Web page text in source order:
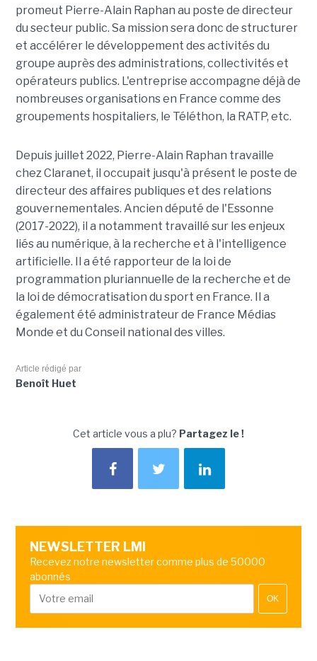
promeut Pierre-Alain Raphan au poste de directeur
du secteur public. Sa mission sera donc de structurer
et accélérer le développement des activités du
groupe auprès des administrations, collectivités et
opérateurs publics. L'entreprise accompagne déjà de
nombreuses organisations en France comme des
groupements hospitaliers, le Téléthon, la RATP, etc.
Depuis juillet 2022, Pierre-Alain Raphan travaille
chez Claranet, il occupait jusqu'à présent le poste de
directeur des affaires publiques et des relations
gouvernementales. Ancien député de l'Essonne
(2017-2022), il a notamment travaillé sur les enjeux
liés au numérique, à la recherche et à l'intelligence
artificielle. Il a été rapporteur de la loi de
programmation pluriannuelle de la recherche et de
la loi de démocratisation du sport en France. Il a
également été administrateur de France Médias
Monde et du Conseil national des villes.
Article rédigé par
Benoît Huet
Cet article vous a plu? Partagez le !
NEWSLETTER LMI
Recevez notre newsletter comme plus de 50000
abonnés
OK